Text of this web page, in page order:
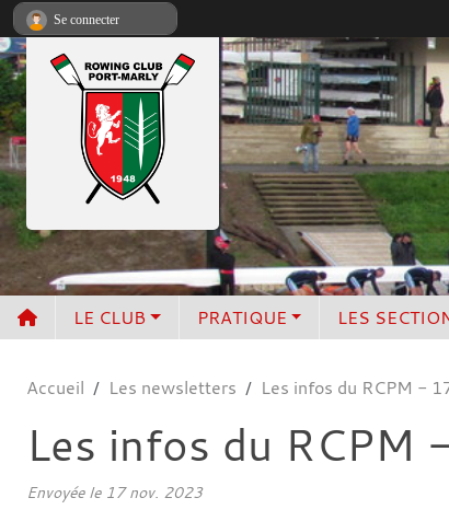
LE CLUB PRATIQUE LES
Accueil Les newsletters Les infos du RCPM -
Les infos du RCPM
Envoyée le 17 nov. 2023
Se connecter
Panneau de gestion des cookies